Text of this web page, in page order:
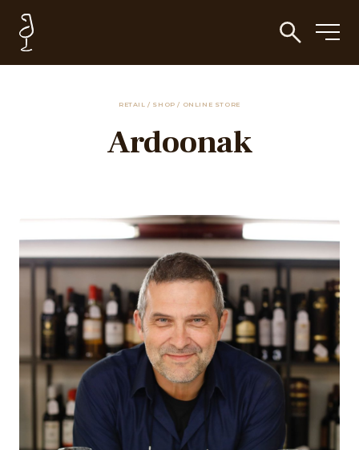
RETAIL / SHOP / ONLINE STORE
Ardoonak